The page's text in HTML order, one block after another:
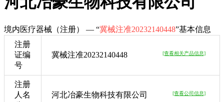
境内医疗器械（注册） — “冀械注准20232140448”基本信息
注册
证编
号
冀械注准20232140448 [查看相关产品信息]
注册
人名
河北冶豪生物科技有限公司 [查看公司信息]